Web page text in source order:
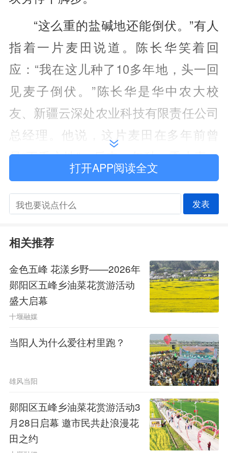
“这么重的盐碱地还能倒伏。”有人
指着一片麦田说道。陈长华笑着回
应：“我在这儿种了10多年地，头一回
见麦子倒伏。”陈长华是华中农大校
友、新疆云深处农业科技有限责任公司
总经理。他说，这片麦田在多年前曾
是“不毛之地”，后来一年种一季小麦，
麦子稀稀拉拉，收成很不理想。
改变从2025年7月开始。在华中农
播耐盐碱油菜，把产出的油菜全部翻压
作绿肥，再种冬小麦。被“滋养”过的土
壤改善显著，长出了沉甸甸的麦子。经
测产，今年的小麦亩产358.12公斤，比
一年前未翻压时增产109.12公斤，增幅
“生物改良盐碱地，还得靠油
菜。”陈长华说，耕地盐碱化严重、土
地贫瘠、秋冬饲草短缺，新疆三大农业
打开APP阅读全文
发表
相关推荐
金色五峰 花漾乡野——2026年
郧阳区五峰乡油菜花赏游活动
盛大启幕
十堰融媒
当阳人为什么爱往村里跑？
雄风当阳
郧阳区五峰乡油菜花赏游活动3
月28日启幕 邀市民共赴浪漫花
田之约